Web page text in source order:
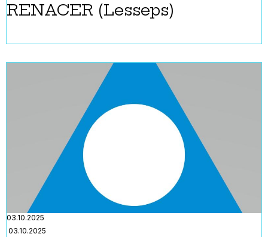
RENACER (Lesseps)
03.10.2025
03.10.2025